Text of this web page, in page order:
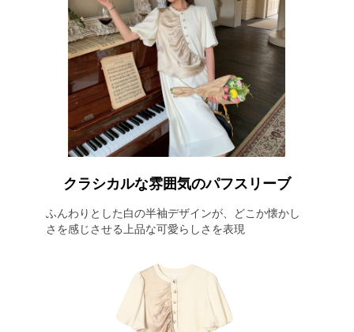
クラシカルな雰囲気のパフスリーブ
ふんわりとした白の半袖デザインが、どこか懐かし
さを感じさせる上品な可愛らしさを表現